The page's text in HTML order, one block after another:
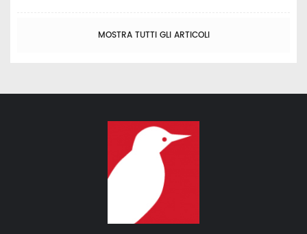
MOSTRA TUTTI GLI ARTICOLI